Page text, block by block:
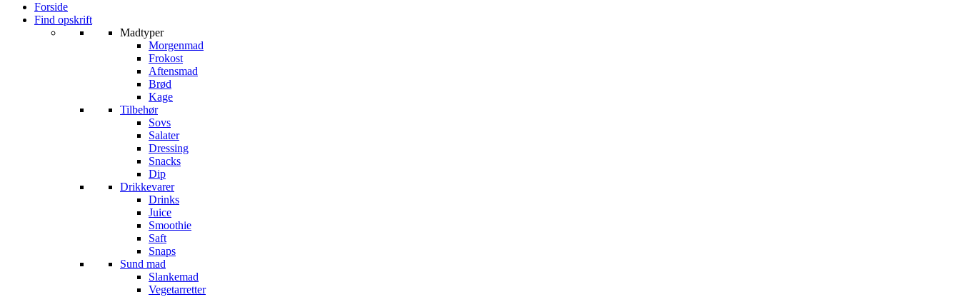
Forside
Find opskrift
Madtyper
Morgenmad
Frokost
Aftensmad
Brød
Kage
Tilbehør
Sovs
Salater
Dressing
Snacks
Dip
Drikkevarer
Drinks
Juice
Smoothie
Saft
Snaps
Sund mad
Slankemad
Vegetarretter